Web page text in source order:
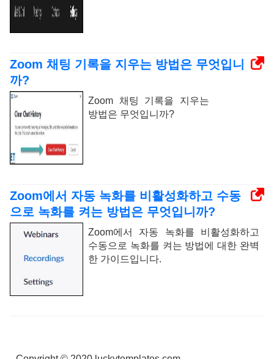
Zoom 채팅 기록을 지우는 방법은 무엇입니
까?
Zoom 채팅 기록을 지우는
방법은 무엇입니까?
Zoom에서 자동 녹화를 비활성화하고 수동
으로 녹화를 켜는 방법은 무엇입니까?
Zoom에서 자동 녹화를 비활성화하고
수동으로 녹화를 켜는 방법에 대한 완벽
한 가이드입니다.